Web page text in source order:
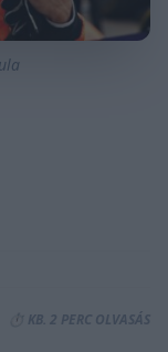
⏱️ KB. 2 PERC OLVASÁS